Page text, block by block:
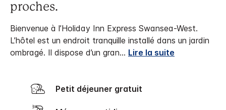
proches.
Bienvenue à l’Holiday Inn Express Swansea-West.
L’hôtel est un endroit tranquille installé dans un jardin
ombragé. Il dispose d’un gran... Lire la suite
Petit déjeuner gratuit